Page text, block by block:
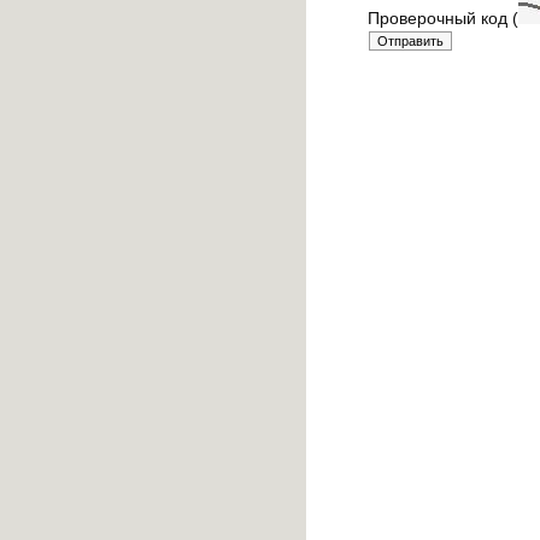
Проверочный код (